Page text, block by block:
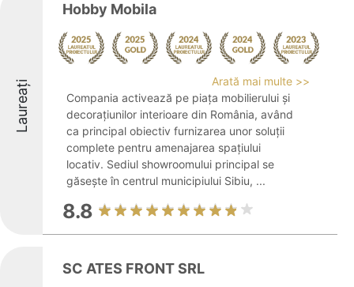
Laureați
Hobby Mobila
Arată mai multe >>
Compania activează pe piața mobilierului și
decorațiunilor interioare din România, având
ca principal obiectiv furnizarea unor soluții
complete pentru amenajarea spațiului
locativ. Sediul showroomului principal se
găsește în centrul municipiului Sibiu, ...
8.8
SC ATES FRONT SRL